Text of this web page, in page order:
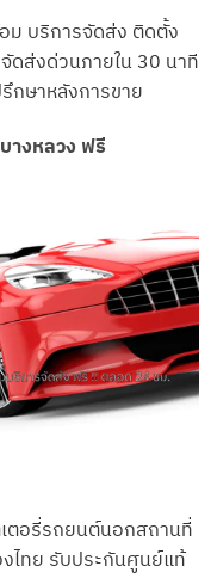
ม บริการจัดส่ง ติดตั้ง
ดส่งด่วนภายใน 30 นาที
กษาหลังการขาย
างหลวง ฟรี
ตอรี่รถยนต์นอกสถานที่
ไทย รับประกันศูนย์แท้